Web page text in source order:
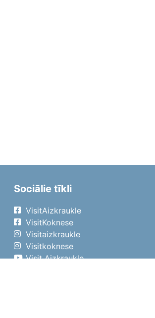
Sociālie tīkli
VisitAizkraukle
VisitKoknese
Visitaizkraukle
Visitkoknese
Visit Aizkraukle